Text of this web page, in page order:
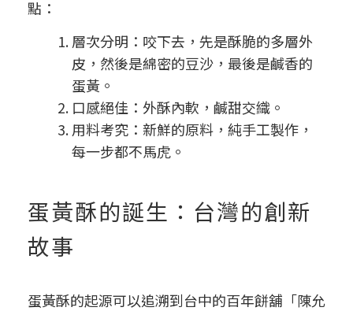
點：
層次分明：咬下去，先是酥脆的多層外
皮，然後是綿密的豆沙，最後是鹹香的
蛋黃。
口感絕佳：外酥內軟，鹹甜交織。
用料考究：新鮮的原料，純手工製作，
每一步都不馬虎。
蛋黃酥的誕生：台灣的創新
故事
蛋黃酥的起源可以追溯到台中的百年餅舖「陳允